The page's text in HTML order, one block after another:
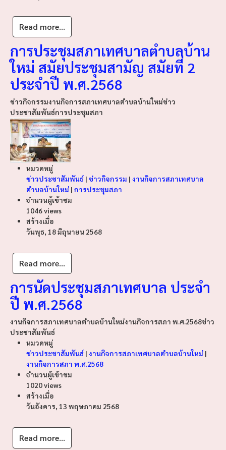
Read more...
การประชุมสภาเทศบาลตำบลบ้าน
ใหม่ สมัยประชุมสามัญ สมัยที่ 2
ประจำปี พ.ศ.2568
ข่าวกิจกรรมงานกิจการสภาเทศบาลตำบลบ้านใหม่ข่าว
ประชาสัมพันธ์การประชุมสภา
หมวดหมู่
ข่าวประชาสัมพันธ์ | ข่าวกิจกรรม | งานกิจการสภาเทศบาล
ตำบลบ้านใหม่ | การประชุมสภา
จำนวนผู้เข้าชม
1046 views
สร้างเมื่อ
วันพุธ, 18 มิถุนายน 2568
Read more...
การนัดประชุมสภาเทศบาล ประจำ
ปี พ.ศ.2568
งานกิจการสภาเทศบาลตำบลบ้านใหม่งานกิจการสภา พ.ศ.2568ข่าว
ประชาสัมพันธ์
หมวดหมู่
ข่าวประชาสัมพันธ์ | งานกิจการสภาเทศบาลตำบลบ้านใหม่ |
งานกิจการสภา พ.ศ.2568
จำนวนผู้เข้าชม
1020 views
สร้างเมื่อ
วันอังคาร, 13 พฤษภาคม 2568
Read more...